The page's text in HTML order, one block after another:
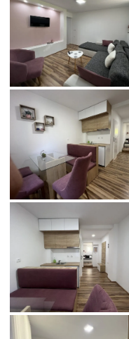
radivojevic_4-1
radivojevic_4-3
radivojevic_4-5